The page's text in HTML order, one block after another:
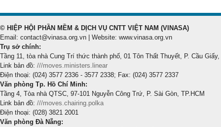
© HIỆP HỘI PHẦN MỀM & DỊCH VỤ CNTT VIỆT NAM (VINASA)
Email: contact@vinasa.org.vn | Website: www.vinasa.org.vn
Trụ sở chính:
Tầng 11, tòa nhà Cung Trí thức thành phố, 01 Tôn Thất Thuyết, P. Cầu Giấy,
Link bản đồ: ///moves.ministers.linear
Điện thoại: (024) 3577 2336 - 3577 2338; Fax: (024) 3577 2337
Văn phòng Tp. Hồ Chí Minh:
Tầng 4, Tòa nhà QTSC, 97-101 Nguyễn Công Trứ, P. Sài Gòn, TP.HCM
Link bản đồ: ///moves.chairing.polka
Điện thoại: (028) 3821 2001
Văn phòng Đà Nẵng: